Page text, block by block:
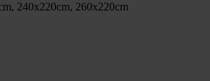
240x220cm, 260x220cm